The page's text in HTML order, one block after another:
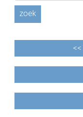
zoek
<<